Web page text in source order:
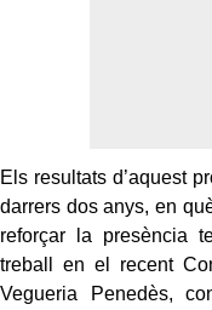
Els resultats d’aquest
darrers dos anys, en
reforçar la presència
treball en el recent
Vegueria Penedès,